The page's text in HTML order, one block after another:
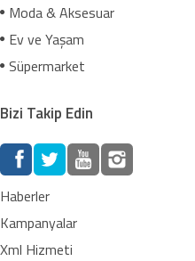
Moda & Aksesuar
Ev ve Yaşam
Süpermarket
Bizi Takip Edin
Haberler
Kampanyalar
Xml Hizmeti